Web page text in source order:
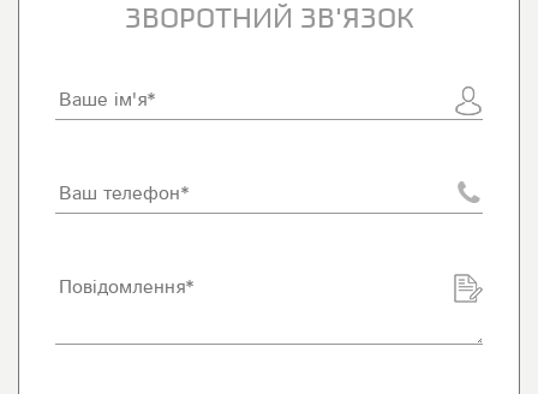
ЗВОРОТНИЙ ЗВ'ЯЗОК